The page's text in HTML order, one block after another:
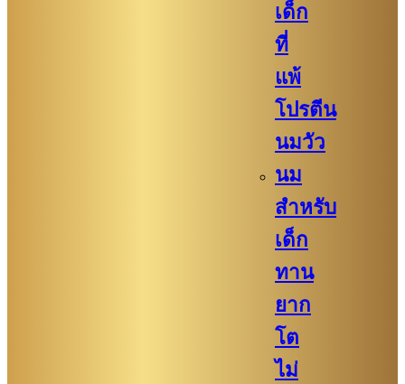
เด็ก
ที่
แพ้
โปรตีน
นมวัว
นม
สำหรับ
เด็ก
ทาน
ยาก
โต
ไม่